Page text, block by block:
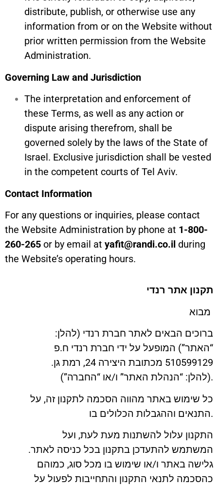
distribute, publish, or otherwise use any
information from or on the Website without
prior written permission from the Website
Administration.
Governing Law and Jurisdiction
The interpretation and enforcement of
these Terms, as well as any action or
dispute arising therefrom, shall be
governed solely by the laws of the State of
Israel. Exclusive jurisdiction shall be vested
in the competent courts of Tel Aviv.
Contact Information
For any questions or inquiries, please contact
the Website Administration by phone at 1-800-
260-265 or by email at yafit@randi.co.il during
the Website’s operating hours.
תקנון אתר רנדי
ברוכים הבאים לאתר חברת רנדי (להלן:
“האתר”) המופעל על ידי חברת רנדי ח.פ
510599129 מכתובת היצירה 24, רמת גן.
(להלן: “הנהלת האתר” ו/או “החברה”).
כל שימוש באתר מהווה הסכמה לתקנון זה, על
התנאים וההגבלות הכלולים בו.
התקנון עלול להשתנות מעת לעת, ועל
המשתמש להתעדכן בתקנון בכל כניסה לאתר.
גלישה באתר ו/או שימוש בו מכל סוג, כמוהם
כהסכמה לתנאי התקנון והתחייבות לפעול על